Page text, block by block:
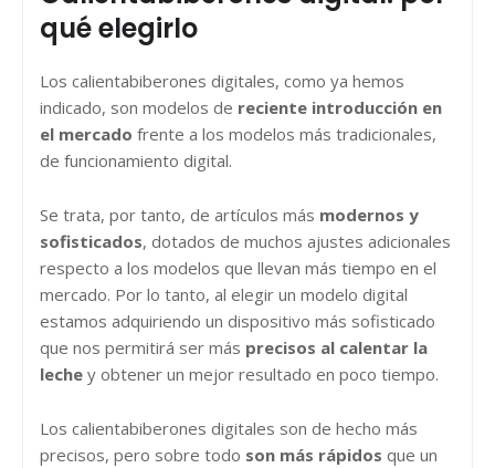
qué elegirlo
Los calientabiberones digitales, como ya hemos
indicado, son modelos de reciente introducción en
el mercado frente a los modelos más tradicionales,
de funcionamiento digital.
Se trata, por tanto, de artículos más modernos y
sofisticados, dotados de muchos ajustes adicionales
respecto a los modelos que llevan más tiempo en el
mercado. Por lo tanto, al elegir un modelo digital
estamos adquiriendo un dispositivo más sofisticado
que nos permitirá ser más precisos al calentar la
leche y obtener un mejor resultado en poco tiempo.
Los calientabiberones digitales son de hecho más
precisos, pero sobre todo son más rápidos que un